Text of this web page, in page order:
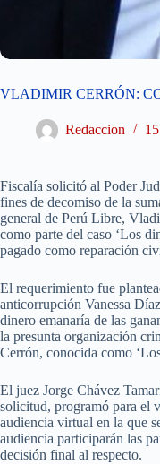
VLADIMIR CERRÓN:
Redaccion
Fiscalía solicitó al Poder
fines de decomiso de la
general de Perú Libre,
como parte del caso ‘Los
pagado como reparación
El requerimiento fue
anticorrupción Vanessa
dinero emanaría de las
la presunta organización
Cerrón, conocida como
El juez Jorge Chávez
solicitud, programó para el
audiencia virtual en la que
audiencia participarán las
decisión final al respecto.